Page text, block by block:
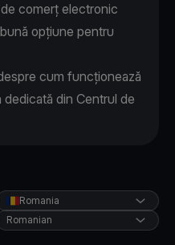
comerț electronic
opțiune pentru
cum funcționează
dedicată din Centrul de
Romania
Romanian